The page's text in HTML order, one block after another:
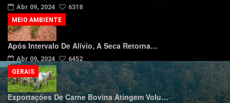
Abr 09, 2024 6318
Após Intervalo De Alívio, A Seca Retorna…
Abr 09, 2024 6452
MEIO AMBIENTE
Exportações De Carne Bovina Atingem Volu…
GERAIS